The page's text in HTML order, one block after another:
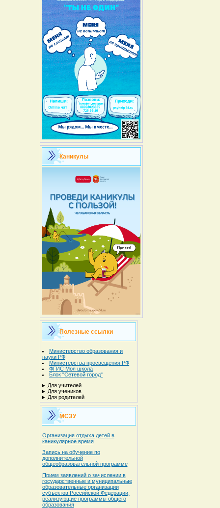
Каникулы
Полезные ссылки
Министерство образования и
науки РФ
Министерства просвещения РФ
ФГИС Моя школа
Блок "Сетевой город"
Для учителей
Для учеников
Для родителей
МСЗУ
Организация отдыха детей в
каникулярное время
Запись на обучение по
дополнительной
общеобразовательной программе
Прием заявлений о зачислении в
государственные и муниципальные
образовательные организации
субъектов Российской Федерации,
реализующие программы общего
образования